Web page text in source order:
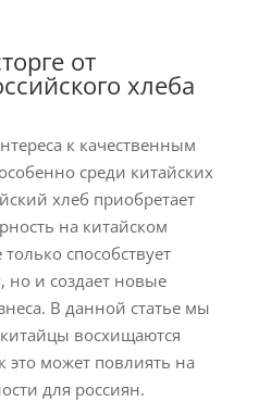
от
хлеба
к качественным
среди китайских
хлеб приобретает
на китайском
способствует
но и создает новые
В данной статье мы
восхищаются
это может повлиять на
для россиян.